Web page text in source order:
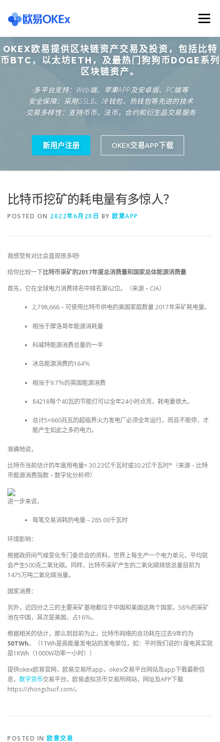
content
Menu
欧意交易所 关于欧意OKX 欧意APP下载
欧意注册网址 欧意交易下载 欧意团队
OKEX欧易提供区块链资产交易及投资，包括比特
币BTC，以太坊ETH，及最热门狗狗币DOGE系列
区块链资产。
·多平台支持：Web端、苹果APP及安卓版、PC端等
·安全保障：采用GSLB、冷钱包、热钱包等先进的技术
·交易多样性：支持币币，法币，合约和衍生品交易服务
新用户注册 OKEX交易APP下载
比特币挖矿的耗电量有多惊人？
POSTED ON 2022年6月20日 BY 欧意APP
我感觉有对比会直观很多吧!
给你比较一下比特币采矿的2017年度总消费量和国家总体能源消费量
首先，它在全球电力消费排名中排名第62位。（来源 – CIA）
2,798,666 – 可使用比特币供电的美国家庭数量 2017年采矿耗电量。
相当于摩洛哥年能源消耗量
科威特能源消费总量的一半
冰岛能源消费的164％
相当于9.7％的英国能源消费
84218每个40瓦的节能灯可以全年24小时点亮，耗电量很大。
总计5×660兆瓦的超临界火力发电厂必须全年运行，而且不能停，才
能产生如此之多的电力。
准确地说，
比特币当前估计的年度用电量= 30.23亿千瓦时或30.2亿千瓦时*（来源 – 比特
币能源消费指数 – 数字化分析师）
进一步来说，
每笔交易消耗的电量 – 285.00千瓦时
环境影响：
根据政府间气候变化专门委员会的资料，世界上每生产一个电力单元，平均就
会产生500克二氧化碳。同样，比特币采矿产生的二氧化碳排放总量目前为
1475万吨二氧化碳当量。
国家消费：
另外，近四分之三的主要采矿基地都位于中国和美国这两个国家。58％的采矿
池在中国，其次是美国，占16％。
根据相关的估计，那么到目前为止，比特币网络的总功耗在过去9年约为
50TWh。（1TWh是高能量发电站的发电单位，如：平时我们说的1度电其实就
是1KWh（1000W功率一小时））
提供okex欧易官网，欧易交易所app，okex交易平台网站及app下载最新信
息， 数字货币交易平台，欧易虚拟货币交易所网站，网址及APP下载
https://zhongchucf.com/。
POSTED IN 欧意交易